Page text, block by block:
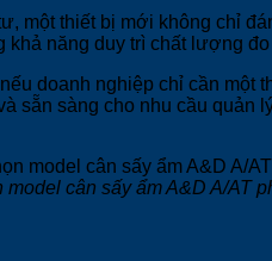
một thiết bị mới không chỉ
khả năng duy trì chất lượng
doanh nghiệp chỉ cần một
sẵn sàng cho nhu cầu
model cân sấy ẩm A&D A/AT